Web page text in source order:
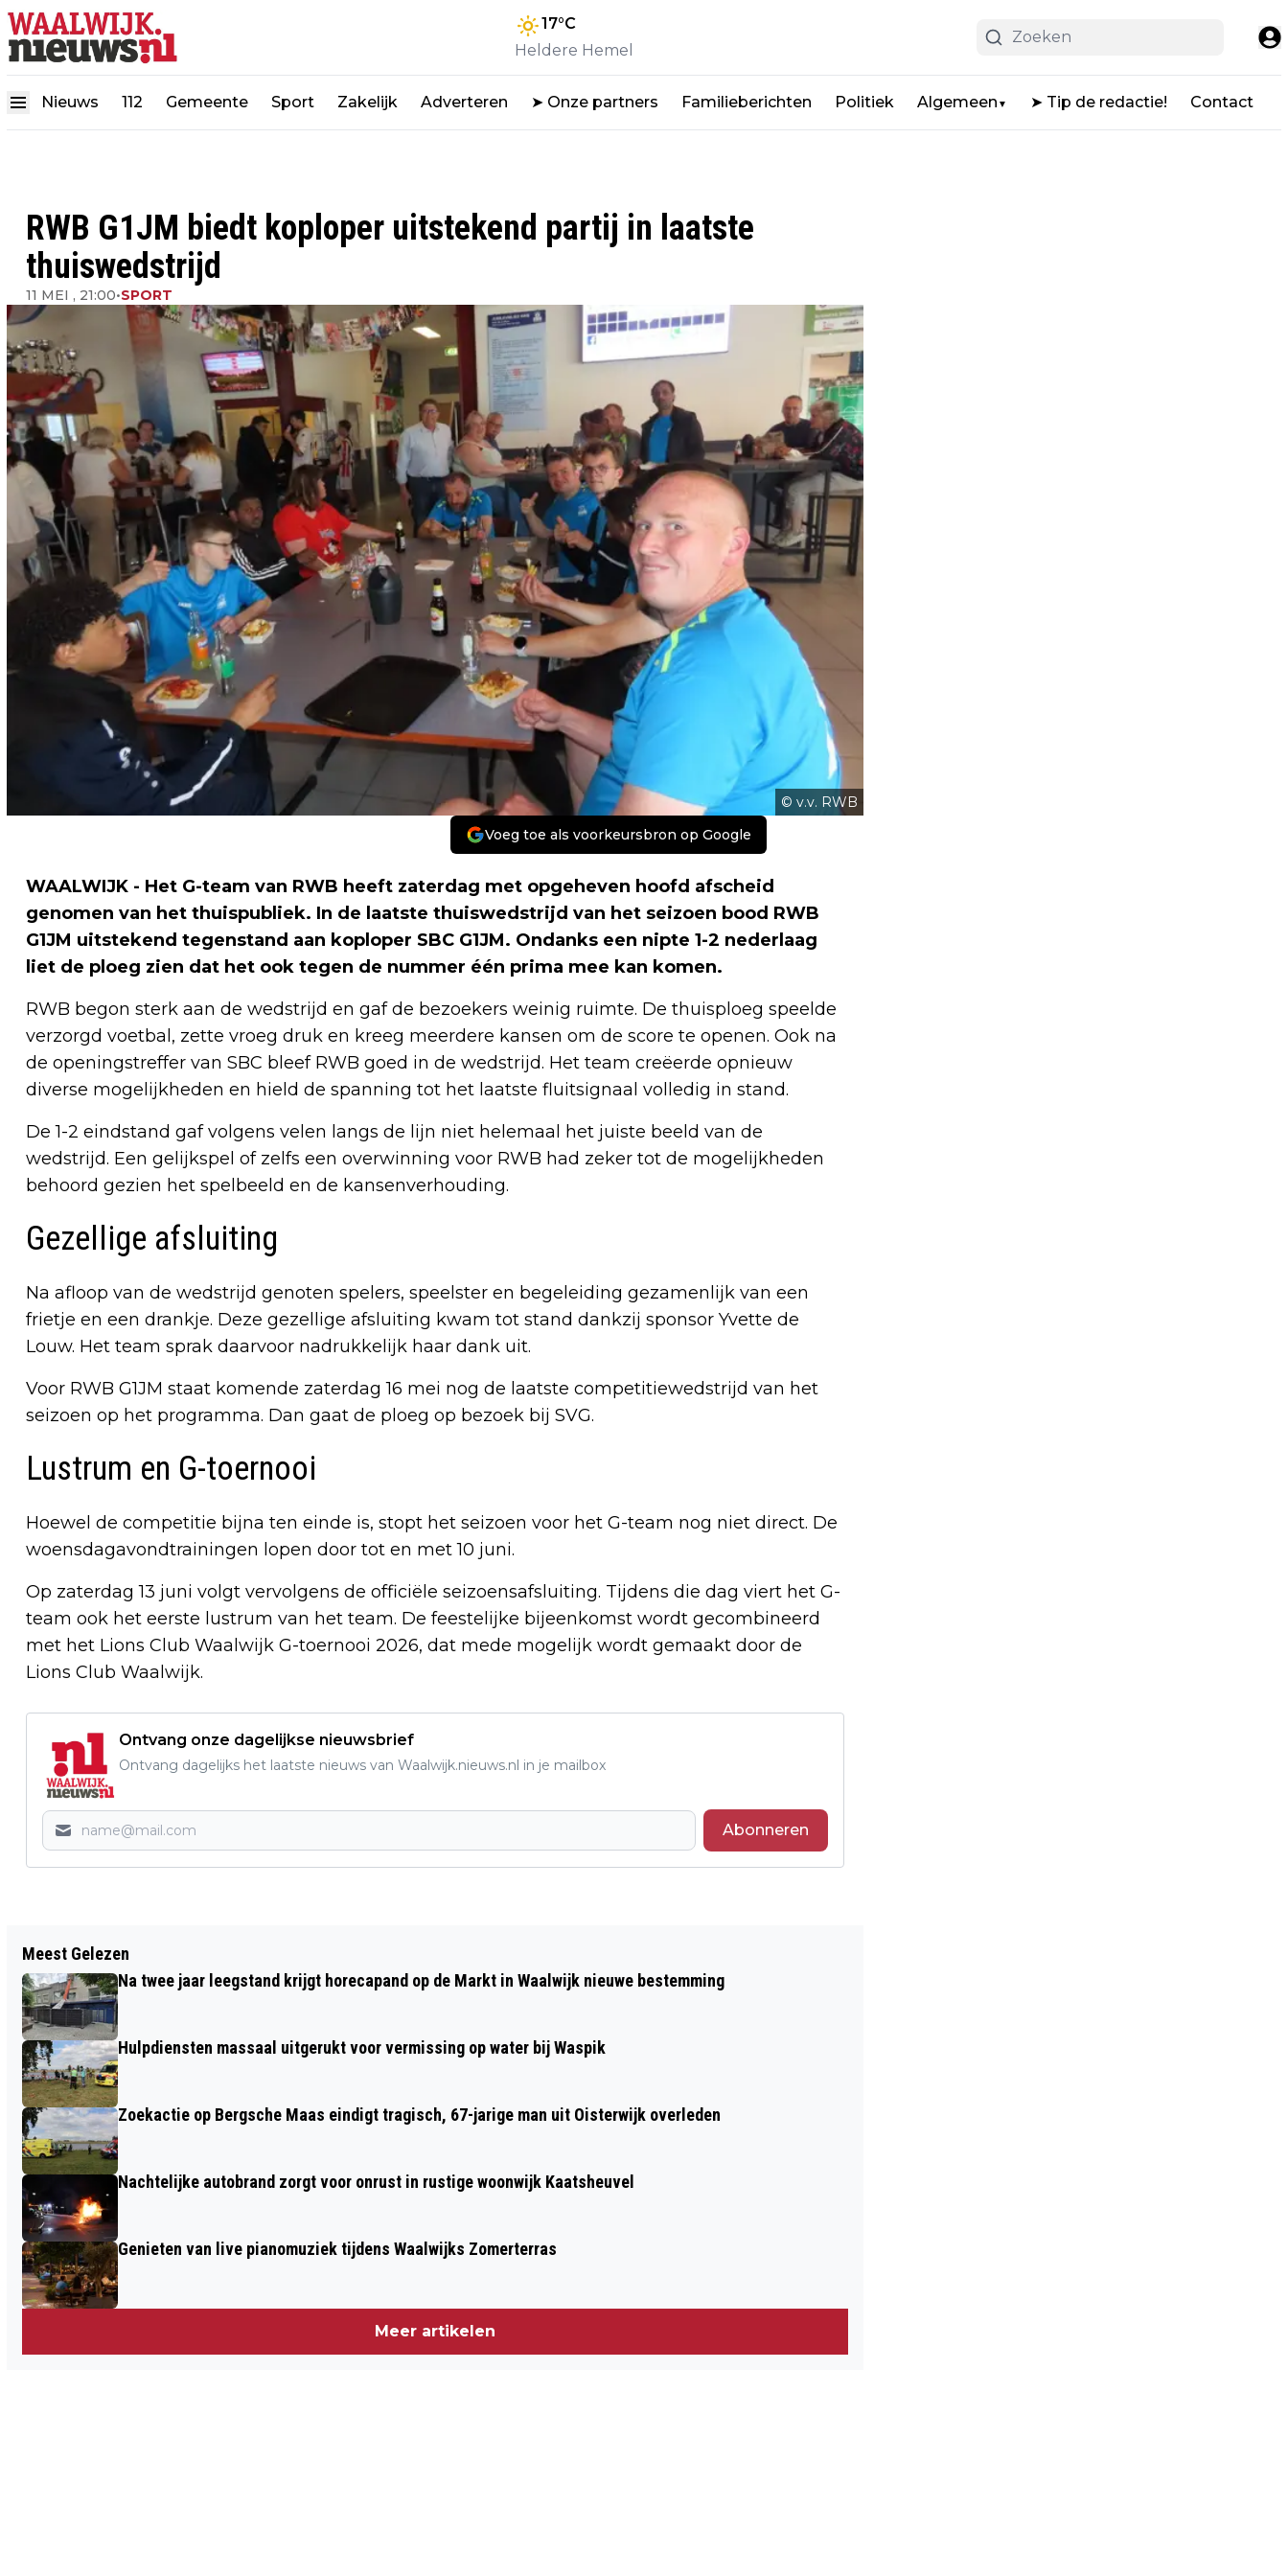
17°C
Heldere Hemel
Nieuws 112 Gemeente Sport Zakelijk Adverteren ➤ Onze partners Familieberichten Politiek Algemeen ▼ ➤ Tip de redactie! Contact
RWB G1JM biedt koploper uitstekend partij in laatste
thuiswedstrijd
11 MEI , 21:00•SPORT
© v.v. RWB
Voeg toe als voorkeursbron op Google
WAALWIJK - Het G-team van RWB heeft zaterdag met opgeheven hoofd afscheid
genomen van het thuispubliek. In de laatste thuiswedstrijd van het seizoen bood RWB
G1JM uitstekend tegenstand aan koploper SBC G1JM. Ondanks een nipte 1-2 nederlaag
liet de ploeg zien dat het ook tegen de nummer één prima mee kan komen.
RWB begon sterk aan de wedstrijd en gaf de bezoekers weinig ruimte. De thuisploeg speelde
verzorgd voetbal, zette vroeg druk en kreeg meerdere kansen om de score te openen. Ook na
de openingstreffer van SBC bleef RWB goed in de wedstrijd. Het team creëerde opnieuw
diverse mogelijkheden en hield de spanning tot het laatste fluitsignaal volledig in stand.
De 1-2 eindstand gaf volgens velen langs de lijn niet helemaal het juiste beeld van de
wedstrijd. Een gelijkspel of zelfs een overwinning voor RWB had zeker tot de mogelijkheden
behoord gezien het spelbeeld en de kansenverhouding.
Gezellige afsluiting
Na afloop van de wedstrijd genoten spelers, speelster en begeleiding gezamenlijk van een
frietje en een drankje. Deze gezellige afsluiting kwam tot stand dankzij sponsor Yvette de
Louw. Het team sprak daarvoor nadrukkelijk haar dank uit.
Voor RWB G1JM staat komende zaterdag 16 mei nog de laatste competitiewedstrijd van het
seizoen op het programma. Dan gaat de ploeg op bezoek bij SVG.
Lustrum en G-toernooi
Hoewel de competitie bijna ten einde is, stopt het seizoen voor het G-team nog niet direct. De
woensdagavondtrainingen lopen door tot en met 10 juni.
Op zaterdag 13 juni volgt vervolgens de officiële seizoensafsluiting. Tijdens die dag viert het G-
team ook het eerste lustrum van het team. De feestelijke bijeenkomst wordt gecombineerd
met het Lions Club Waalwijk G-toernooi 2026, dat mede mogelijk wordt gemaakt door de
Lions Club Waalwijk.
Ontvang onze dagelijkse nieuwsbrief
Ontvang dagelijks het laatste nieuws van Waalwijk.nieuws.nl in je mailbox
Abonneren
BRANDWEER RUKT UIT VOOR
ROOKONTWIKKELING IN
TERESIASCHOOL WAALWIJK
GESNEUVELDE EILANDGENOOT BIJ
Meest Gelezen
Na twee jaar leegstand krijgt horecapand op de Markt in Waalwijk nieuwe bestemming
Hulpdiensten massaal uitgerukt voor vermissing op water bij Waspik
Zoekactie op Bergsche Maas eindigt tragisch, 67-jarige man uit Oisterwijk overleden
Nachtelijke autobrand zorgt voor onrust in rustige woonwijk Kaatsheuvel
Genieten van live pianomuziek tijdens Waalwijks Zomerterras
Meer artikelen